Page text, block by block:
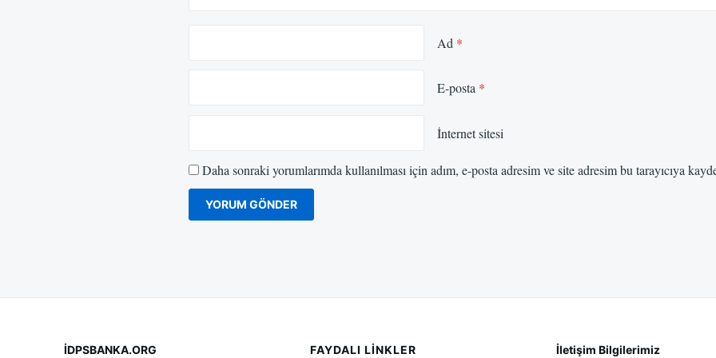
Ad *
E-posta *
İnternet sitesi
Daha sonraki yorumlarımda kullanılması için adım, e-posta adresim ve site adresim bu tarayıcıya
İDPSBANKA.ORG FAYDALI LINKLER İletişim Bilgilerimiz